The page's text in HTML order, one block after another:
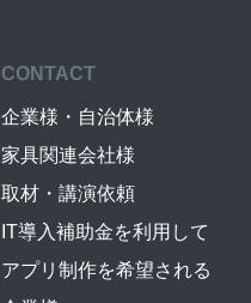
CONTACT
企業様・自治体様
家具関連会社様
取材・講演依頼
IT導入補助金を利用して
アプリ制作を希望される